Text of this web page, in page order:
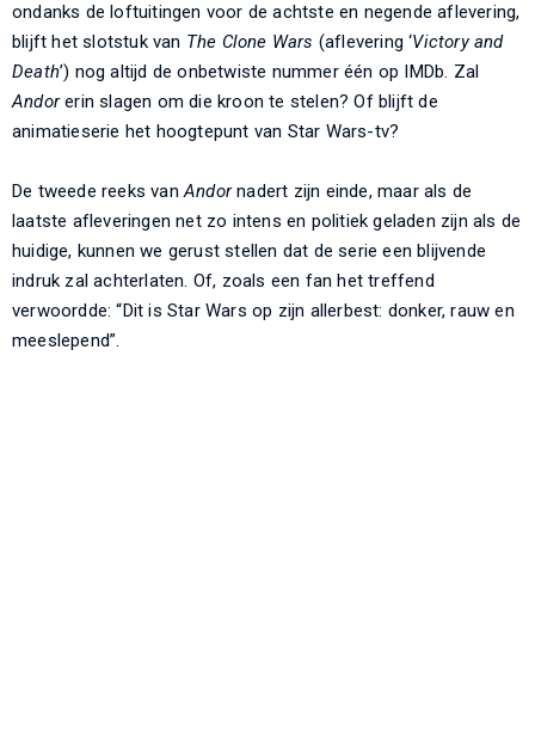
ondanks de loftuitingen voor de achtste en negende aflevering,
blijft het slotstuk van The Clone Wars (aflevering ‘Victory and
Death’) nog altijd de onbetwiste nummer één op IMDb. Zal
Andorerin slagen om die kroon te stelen? Of blijft de
animatieserie het hoogtepunt van Star Wars-tv?
De tweede reeks vanAndornadert zijn einde, maar als de
laatste afleveringen net zo intens en politiek geladen zijn als de
huidige, kunnen we gerust stellen dat de serie een blijvende
indruk zal achterlaten. Of, zoals een fan het treffend
verwoordde: “Dit is Star Wars op zijn allerbest: donker, rauw en
meeslepend”.